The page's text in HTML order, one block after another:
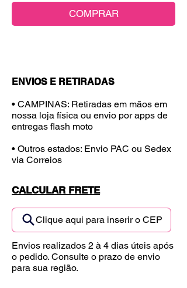
COMPRAR
ENVIOS E RETIRADAS
• CAMPINAS: Retiradas em mãos em
nossa loja física ou envio por apps de
entregas flash moto
• Outros estados: Envio PAC ou Sedex
via Correios
CALCULAR FRETE
Clique aqui para inserir o CEP
Envios realizados 2 à 4 dias úteis após
o pedido. Consulte o prazo de envio
para sua região.